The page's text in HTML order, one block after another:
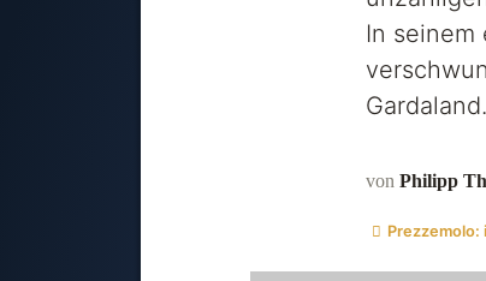
In
Gardaland.
von Philipp
Prezzemolo: